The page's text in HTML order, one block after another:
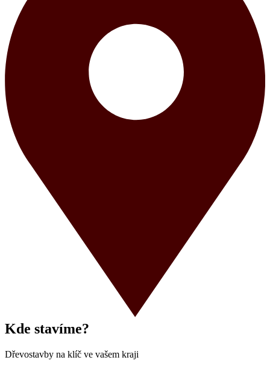
Kde stavíme?
Dřevostavby na klíč ve vašem kraji